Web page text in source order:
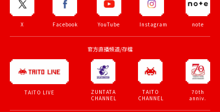
X Facebook YouTube Instagram note
官方直播頻道/存檔
TAITO LIVE
ZUNTATA
CHANNEL
TAITO
CHANNEL
70th
anniv.